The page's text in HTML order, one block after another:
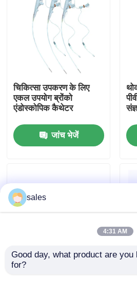
उत्पाद
वीआर दिखाएँ
हमारे बारे में
फैक्टरी यात्रा
गुणवत्ता नियंत्रण
एक बोली का अनुरोध
चिकित्सा उपकरण के लिए
एकल उपयोग ब्रोंको
एंडोस्कोपिक कैथेटर
जांच भेजें
स्टेरिल पीवीसी एंडोट्रैचियल
sales
4:31 AM
Good day, what product are you
for?